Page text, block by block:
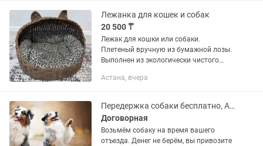
Лежанка для кошек и собак
20 500 ₸
Лежак для кошки или собаки.
Плетеный вручную из бумажной лозы.
Выполнен из экологически чистого
запаха. Лежак абсолютно безопасен
крепкий,...
Астана, вчера
Передержка собаки бесплатно, Актау
Договорная
Возьмём собаку на время вашего
отъезда. Денег не берём, вы привозите